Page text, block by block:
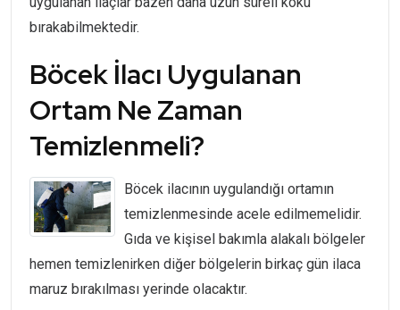
bırakabilmektedir.
Böcek İlacı Uygulanan
Ortam Ne Zaman
Temizlenmeli?
Böcek ilacının uygulandığı ortamın
temizlenmesinde acele edilmemelidir.
Gıda ve kişisel bakımla alakalı bölgeler
hemen temizlenirken diğer bölgelerin birkaç gün ilaca
maruz bırakılması yerinde olacaktır.